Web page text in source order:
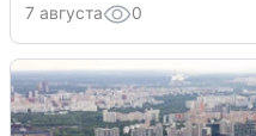
7 августа 0